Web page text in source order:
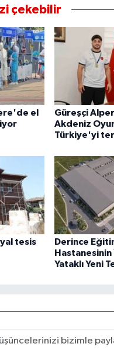
çekebilir
el
Güreşçi
Akdeniz
Türkiye'yi
tesis
Derince
Hastanesinin
Yataklı Yeni